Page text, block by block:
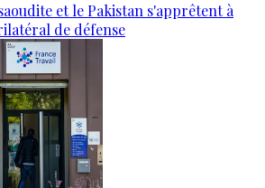
et le Pakistan s'apprêtent à
de défense